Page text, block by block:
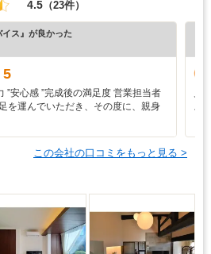
4.5 （23件）
イス』が良かった
5
‪”‬安心感 ‪”‬完成後の満足度 営業担当者
を運んでいただき、その度に、親身
ス
この会社の口コミをもっと見る >